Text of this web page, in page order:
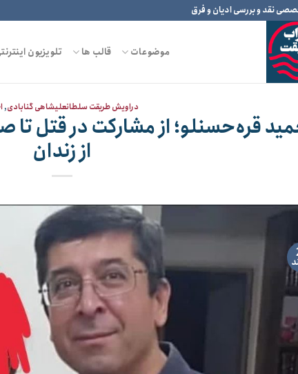
نقد و بررسی ادیان و فرق
موضوعات قالب ها تلویزیون
دراویش طریقت سلطانعلیشاهی گنابادی,
قره‌حسنلو؛ از مشارکت در قتل تا
از زندان